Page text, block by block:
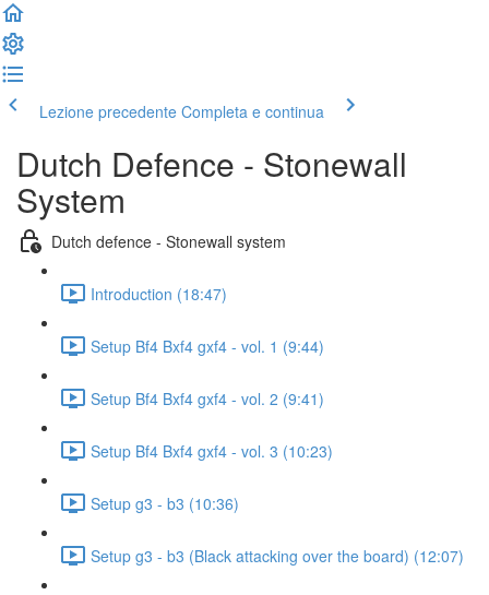
Lezione precedente Completa e continua
Dutch Defence - Stonewall
System
Dutch defence - Stonewall system
Introduction (18:47)
Setup Bf4 Bxf4 gxf4 - vol. 1 (9:44)
Setup Bf4 Bxf4 gxf4 - vol. 2 (9:41)
Setup Bf4 Bxf4 gxf4 - vol. 3 (10:23)
Setup g3 - b3 (10:36)
Setup g3 - b3 (Black attacking over the board) (12:07)